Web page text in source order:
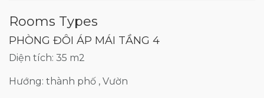
Rooms Types
PHÒNG ĐÔI ÁP MÁI TẦNG 4
Diện tích: 35 m2
Hướng: thành phố , Vườn